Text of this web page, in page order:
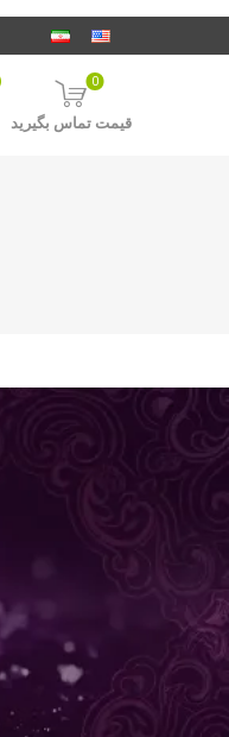
0
قیمت تماس بگیرید